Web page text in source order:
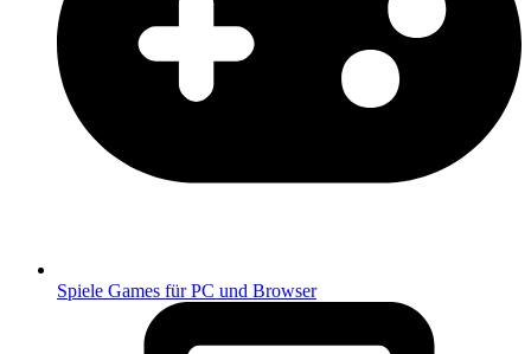
Spiele Games für PC und Browser